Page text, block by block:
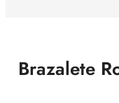
Brazalete